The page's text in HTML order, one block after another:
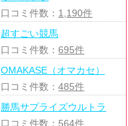
口コミ件数： 1,190件
超すごい競馬
口コミ件数：695件
OMAKASE（オマカセ）
口コミ件数：485件
勝馬サプライズウルトラ
口コミ件数： 564件